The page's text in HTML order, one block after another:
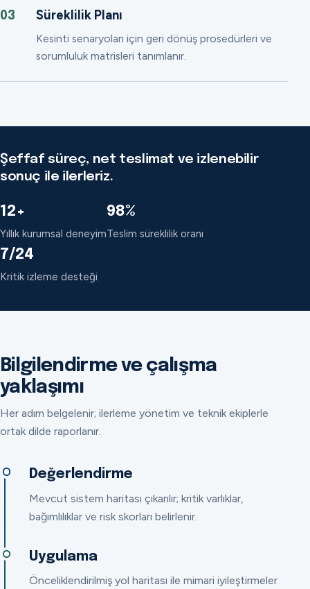
03 Süreklilik Planı
Kesinti senaryoları için geri dönüş prosedürleri ve
sorumluluk matrisleri tanımlanır.
Şeffaf süreç, net teslimat ve izlenebilir
sonuç ile ilerleriz.
12+
Yıllık kurumsal deneyim
98%
Teslim süreklilik oranı
7/24
Kritik izleme desteği
Bilgilendirme ve çalışma
yaklaşımı
Her adım belgelenir; ilerleme yönetim ve teknik ekiplerle
ortak dilde raporlanır.
Değerlendirme
Mevcut sistem haritası çıkarılır; kritik varlıklar,
bağımlılıklar ve risk skorları belirlenir.
Uygulama
Önceliklendirilmiş yol haritası ile mimari iyileştirmeler